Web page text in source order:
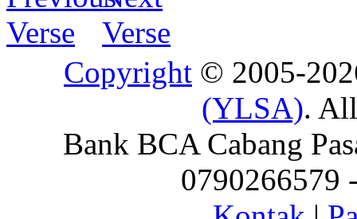
Copyright © 2005-
(YLSA).
Bank BCA Cabang
0790266579